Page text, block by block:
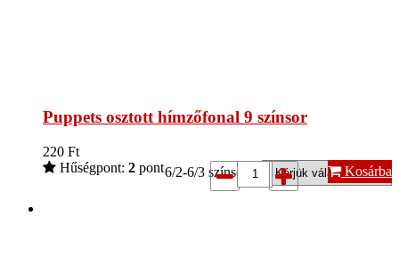
Puppets osztott hímzőfonal 9 színsor
220 Ft
Hűségpont: 2 pont6/2-6/3 színsor*: Kosárba